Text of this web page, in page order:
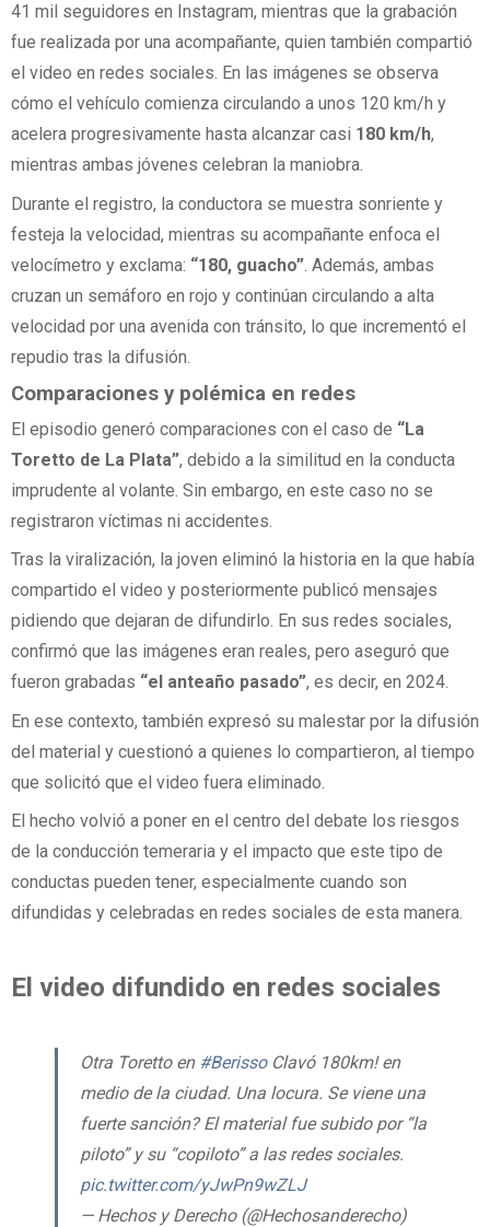
41 mil seguidores en Instagram, mientras que la grabación
fue realizada por una acompañante, quien también compartió
el video en redes sociales. En las imágenes se observa
cómo el vehículo comienza circulando a unos 120 km/h y
acelera progresivamente hasta alcanzar casi 180 km/h,
mientras ambas jóvenes celebran la maniobra.
Durante el registro, la conductora se muestra sonriente y
festeja la velocidad, mientras su acompañante enfoca el
velocímetro y exclama: “180, guacho” . Además, ambas
cruzan un semáforo en rojo y continúan circulando a alta
velocidad por una avenida con tránsito, lo que incrementó el
repudio tras la difusión.
Comparaciones y polémica en redes
El episodio generó comparaciones con el caso de “La
Toretto de La Plata”, debido a la similitud en la conducta
imprudente al volante. Sin embargo, en este caso no se
registraron víctimas ni accidentes.
Tras la viralización, la joven eliminó la historia en la que había
compartido el video y posteriormente publicó mensajes
pidiendo que dejaran de difundirlo. En sus redes sociales,
confirmó que las imágenes eran reales, pero aseguró que
fueron grabadas “el anteaño pasado”, es decir, en 2024.
En ese contexto, también expresó su malestar por la difusión
del material y cuestionó a quienes lo compartieron, al tiempo
que solicitó que el video fuera eliminado.
El hecho volvió a poner en el centro del debate los riesgos
de la conducción temeraria y el impacto que este tipo de
conductas pueden tener, especialmente cuando son
difundidas y celebradas en redes sociales de esta manera.
El video difundido en redes sociales
Otra Toretto en #BerissoClavó 180km! en
medio de la ciudad. Una locura. Se viene una
fuerte sanción? El material fue subido por “la
piloto” y su “copiloto” a las redes sociales.
pic.twitter.com/yJwPn9wZLJ
— Hechos y Derecho (@Hechosanderecho)